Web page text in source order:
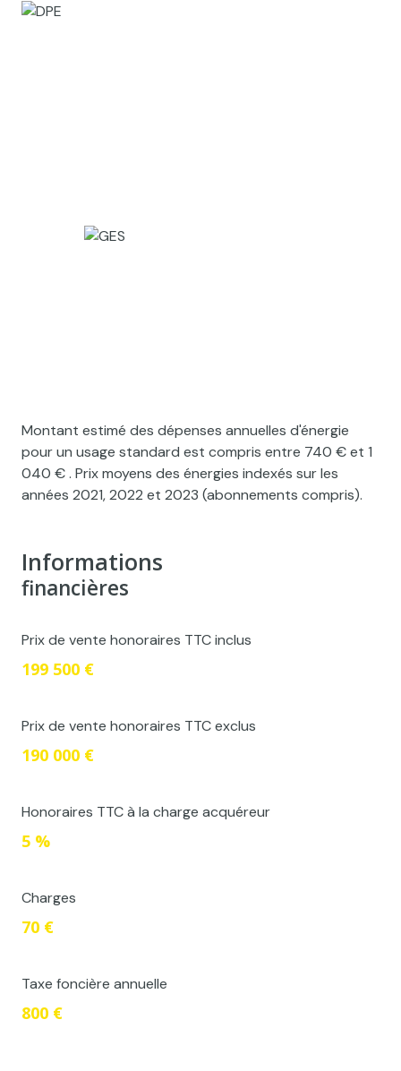
Montant estimé des dépenses annuelles d'énergie
pour un usage standard est compris entre 740 € et 1
040 € . Prix moyens des énergies indexés sur les
années 2021, 2022 et 2023 (abonnements compris).
Informations
financières
Prix de vente honoraires TTC inclus
199 500 €
Prix de vente honoraires TTC exclus
190 000 €
Honoraires TTC à la charge acquéreur
5 %
Charges
70 €
Taxe foncière annuelle
800 €